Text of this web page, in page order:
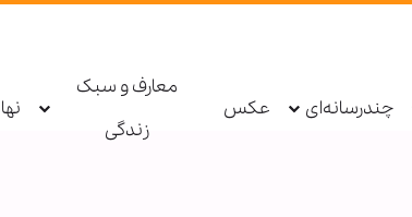
چندرسانه‌ای عکس
معارف و سبک
زندگی